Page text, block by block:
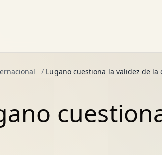
/ Lugano cuestiona la validez de